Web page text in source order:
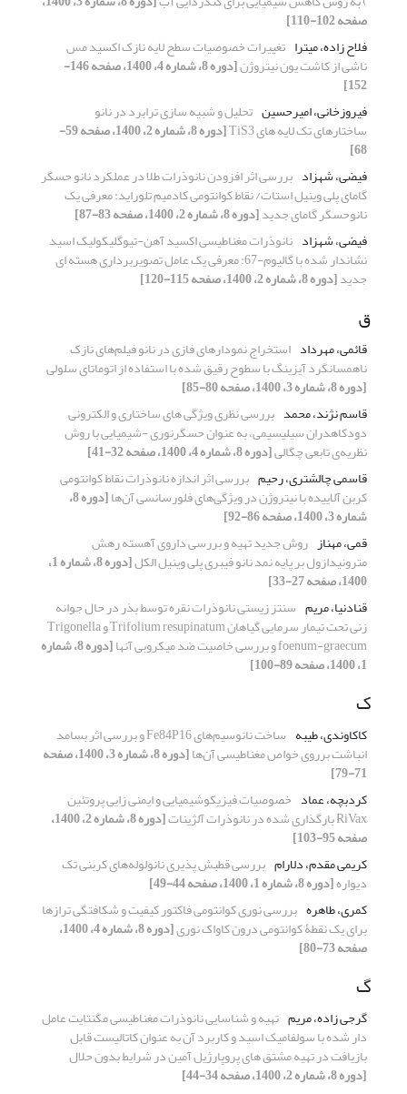
صفحه 102-110]
فلاح زاده، میترا تغییرات خصوصیات سطح لایه نازک اکسید مس
ناشی از کاشت یون نیتروژن [دوره 8، شماره 4، 1400، صفحه 146-
152]
فیروزخانی، امیرحسین تحلیل و شبیه سازی ترابرد در نانو
ساختارهای تک لایه های TiS3 [دوره 8، شماره 2، 1400، صفحه 59-
68]
فیضی، شهزاد بررسی اثر افزودن نانوذرات طلا در عملکرد نانو حسگر
گامای پلی وینیل استات/ نقاط کوانتومی کادمیم تلوراید: معرفی یک
نانوحسگر گامای جدید[دوره 8، شماره 2، 1400، صفحه 83-87]
فیضی، شهزاد نانوذرات مغناطیسی اکسید آهن-تیوگلیکولیک اسید
نشاندار شده با گالیوم-67: معرفی یک عامل تصویربرداری هسته ای
جدید[دوره 8، شماره 2، 1400، صفحه 115-120]
ق
قائمی، مهرداد استخراج نمودارهای فازی در نانو فیلم‌های نازک
ناهمسانگرد آیزینگ با سطوح رقیق شده با استفاده از اتوماتای سلولی
[دوره 8، شماره 3، 1400، صفحه 80-85]
قاسم نژند، محمد بررسی نظری ویژگی های ساختاری و الکترونی
دودکاهدران سیلیسیمی، به عنوان حسگرنوری -شیمیایی با روش
نظریه‌ی تابعی چگالی[دوره 8، شماره 4، 1400، صفحه 32-41]
قاسمی چالشتری، رحیم بررسی اثر اندازه‌ نانوذرات نقاط کوانتومی
کربن آلاییده با نیتروژن در ویژگی‌های فلورسانسی آن‌ها [دوره 8،
شماره 3، 1400، صفحه 86-92]
قمی، مهناز روش جدید تهیه و بررسی داروی آهسته رهش
مترونیدازول بر پایه نمد نانو فیبری پلی وینیل الکل [دوره 8، شماره 1،
1400، صفحه 27-33]
قنادنیا، مریم سنتز زیستی نانوذرات نقره توسط بذر در حال جوانه
زنی تحت تیمار سرمایی گیاهان Trifolium resupinatum و Trigonella
foenum-graecum و بررسی خاصیت ضد میکروبی آنها [دوره 8، شماره
1، 1400، صفحه 89-100]
ک
کاکاوندی، طیبه ساخت نانوسیم‌های Fe84P16 و بررسی اثر بسامد
انباشت برروی خواص مغناطیسی آن‌ها [دوره 8، شماره 3، 1400، صفحه
71-79]
کردبچه، عماد خصوصیات فیزیکوشیمیایی و ایمنی زایی پروتئین
RiVax بارگذاری شده در نانوذرات آلژینات [دوره 8، شماره 2، 1400،
صفحه 95-103]
کریمی مقدم، دلارام بررسی قطبش پذیری نانولوله‌های کربنی تک
دیواره[دوره 8، شماره 1، 1400، صفحه 44-49]
کمری، طاهره بررسی نوری کوانتومی فاکتور کیفیت و شکافتگی ترازها
برای یک نقطۀ کوانتومی درون کاواک نوری [دوره 8، شماره 4، 1400،
صفحه 73-80]
گ
گرجی زاده، مریم تهیه و شناسایی نانوذرات مغناطیسی مگنتایت عامل
دار شده با سولفامیک اسید و کاربرد آن به عنوان کاتالیست قابل
بازیافت در تهیه مشتق های پروپارژیل آمین در شرایط بدون حلال
[دوره 8، شماره 2، 1400، صفحه 34-44]